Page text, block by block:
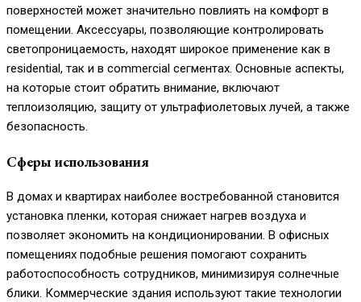
поверхностей может значительно повлиять на комфорт в
помещении. Аксессуары, позволяющие контролировать
светопроницаемость, находят широкое применение как в
residential, так и в commercial сегментах. Основные аспекты,
на которые стоит обратить внимание, включают
теплоизоляцию, защиту от ультрафиолетовых лучей, а также
безопасность.
Сферы использования
В домах и квартирах наиболее востребованной становится
установка пленки, которая снижает нагрев воздуха и
позволяет экономить на кондиционировании. В офисных
помещениях подобные решения помогают сохранить
работоспособность сотрудников, минимизируя солнечные
блики. Коммерческие здания используют такие технологии